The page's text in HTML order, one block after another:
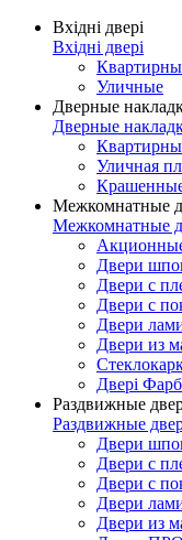
Вхідні двері
Вхідні двері
Уличные
Дверные
Дверные
Уличная
Межкомнатные
Межкомнатные
Двери
Двери с
Двери с
Двери
Двери из
Двері
Раздвижные
Раздвижные
Двери
Двери с
Двери с
Двери
Двери из